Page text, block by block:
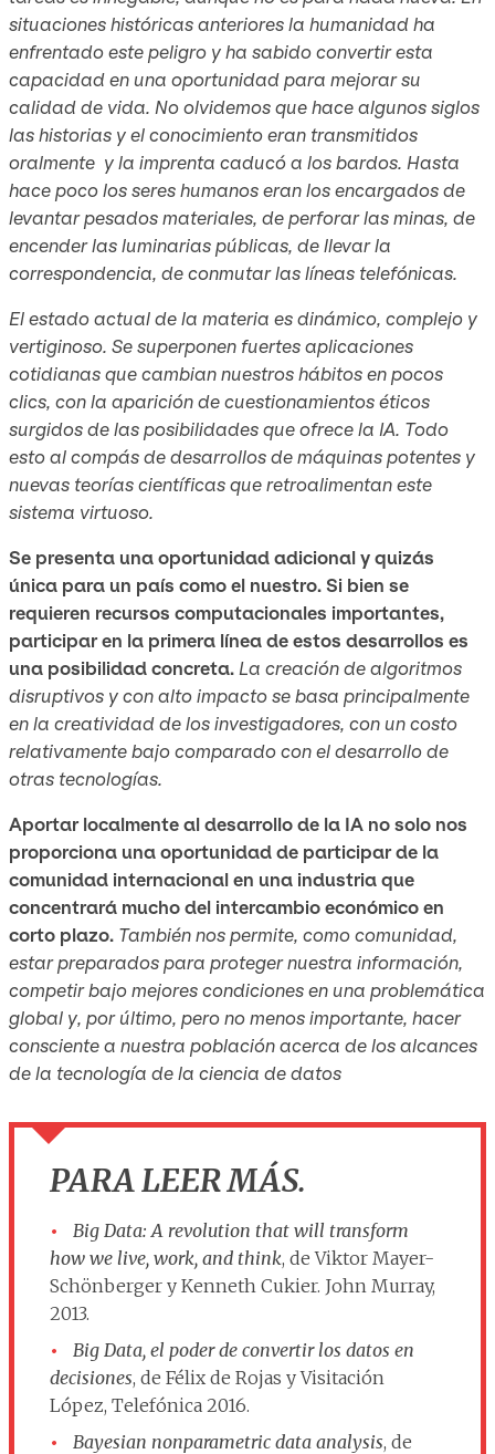
situaciones históricas anteriores la humanidad ha
enfrentado este peligro y ha sabido convertir esta
capacidad en una oportunidad para mejorar su
calidad de vida. No olvidemos que hace algunos siglos
las historias y el conocimiento eran transmitidos
oralmente y la imprenta caducó a los bardos. Hasta
hace poco los seres humanos eran los encargados de
levantar pesados materiales, de perforar las minas, de
encender las luminarias públicas, de llevar la
correspondencia, de conmutar las líneas telefónicas.
El estado actual de la materia es dinámico, complejo y
vertiginoso. Se superponen fuertes aplicaciones
cotidianas que cambian nuestros hábitos en pocos
clics, con la aparición de cuestionamientos éticos
surgidos de las posibilidades que ofrece la IA. Todo
esto al compás de desarrollos de máquinas potentes y
nuevas teorías científicas que retroalimentan este
sistema virtuoso.
Se presenta una oportunidad adicional y quizás
única para un país como el nuestro. Si bien se
requieren recursos computacionales importantes,
participar en la primera línea de estos desarrollos es
una posibilidad concreta. La creación de algoritmos
disruptivos y con alto impacto se basa principalmente
en la creatividad de los investigadores, con un costo
relativamente bajo comparado con el desarrollo de
otras tecnologías.
Aportar localmente al desarrollo de la IA no solo nos
proporciona una oportunidad de participar de la
comunidad internacional en una industria que
concentrará mucho del intercambio económico en
corto plazo. También nos permite, como comunidad,
estar preparados para proteger nuestra información,
competir bajo mejores condiciones en una problemática
global y, por último, pero no menos importante, hacer
consciente a nuestra población acerca de los alcances
de la tecnología de la ciencia de datos
PARA LEER MÁS.
Big Data: A revolution that will transform
how we live, work, and think, de Viktor Mayer-
Schönberger y Kenneth Cukier. John Murray,
2013.
Big Data, el poder de convertir los datos en
decisiones, de Félix de Rojas y Visitación
López, Telefónica 2016.
Bayesian nonparametric data analysis, de